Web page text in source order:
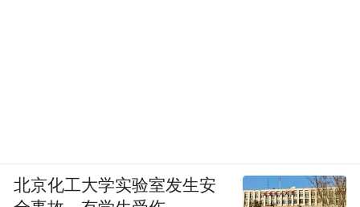
江苏第二师范学院
北京化工大学实验室发生安